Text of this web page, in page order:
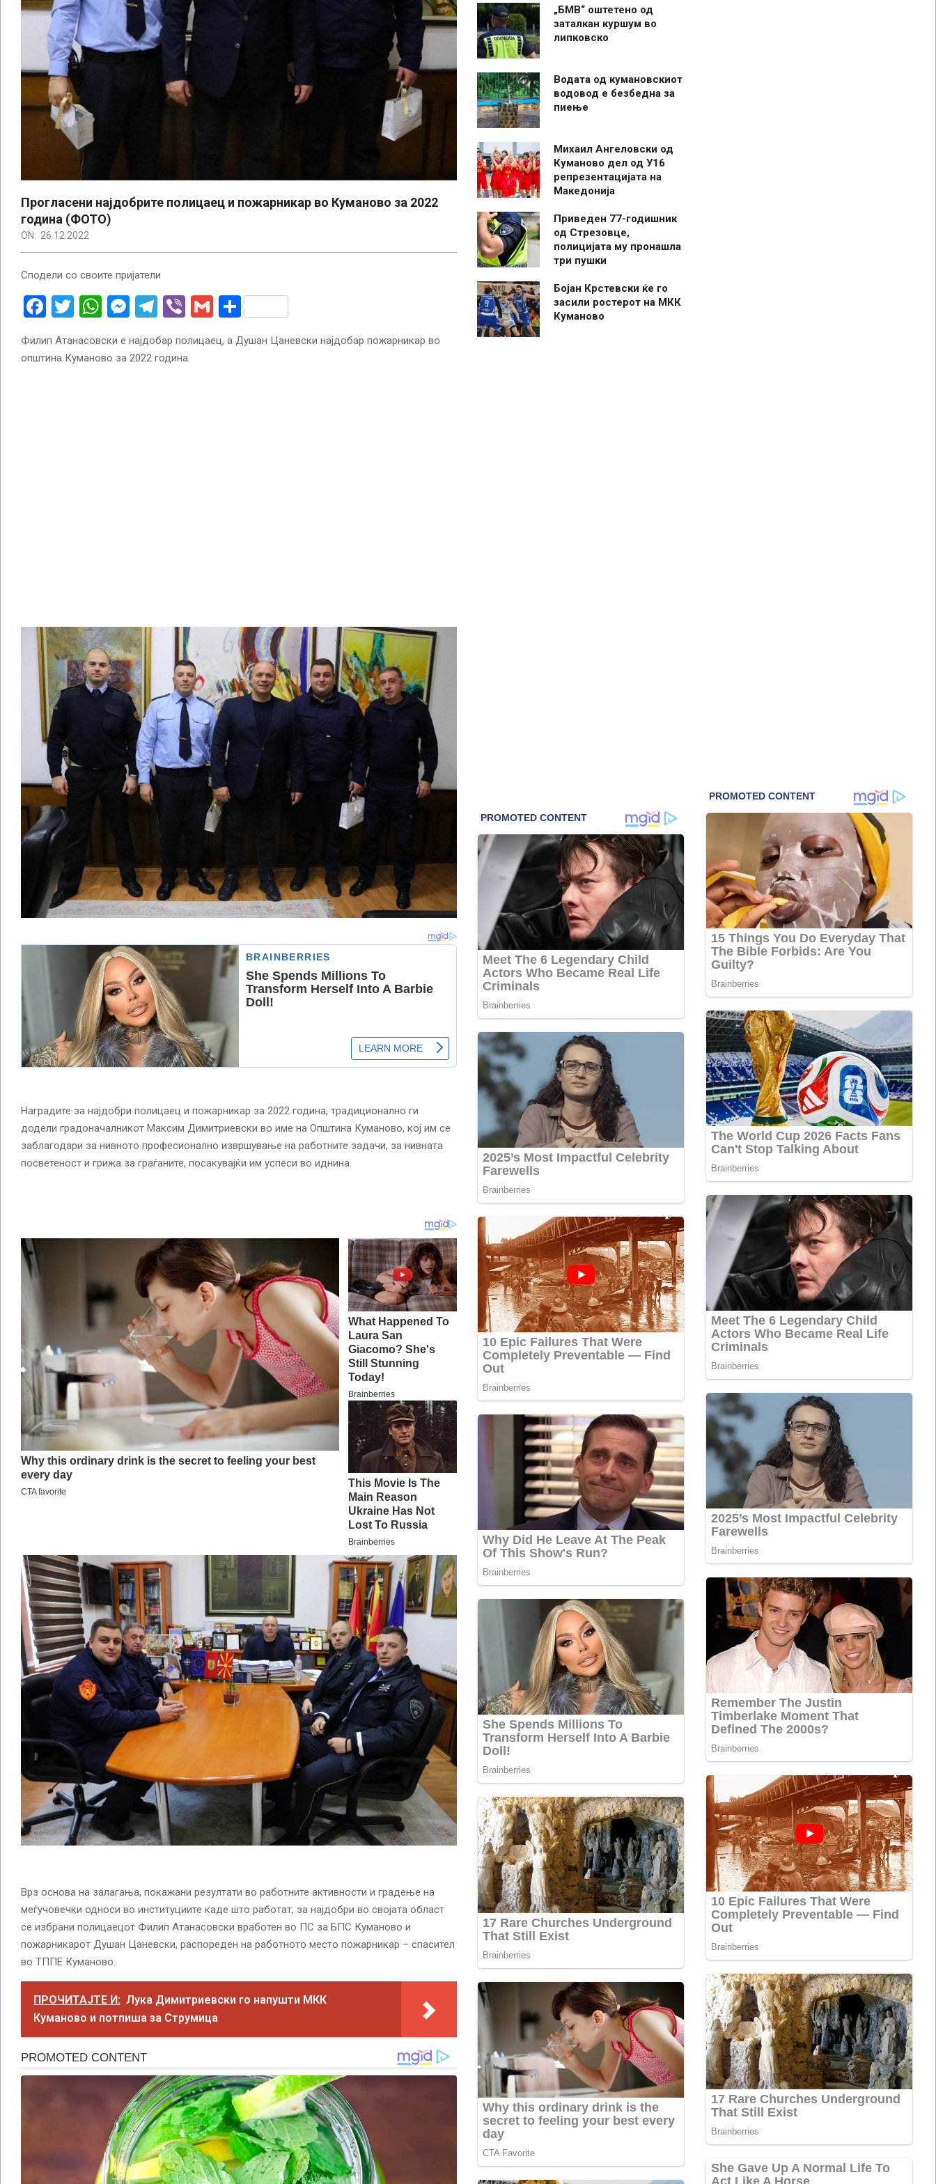
Прогласени најдобрите полицаец и пожарникар во Куманово за 2022
година (ФОТО)
ON: 26.12.2022
Сподели со своите пријатели
Facebook
Twitter
WhatsApp
Messenger
Telegram
ViberGmailShare
Филип Атанасовски е најдобар полицаец, а Душан Цаневски најдобар пожарникар во
општина Куманово за 2022 година.
Наградите за најдобри полицаец и пожарникар за 2022 година, традиционално ги
додели градоначалникот Максим Димитриевски во име на Општина Куманово, кој им се
заблагодари за нивното професионално извршување на работните задачи, за нивната
посветеност и грижа за граѓаните, посакувајќи им успеси во иднина.
Врз основа на залагања, покажани резултати во работните активности и градење на
меѓучовечки односи во институциите каде што работат, за најдобри во својата област
се избрани полицаецот Филип Атанасовски вработен во ПС за БПС Куманово и
пожарникарот Душан Цаневски, распореден на работното место пожарникар – спасител
во ТППЕ Куманово.
ПРОЧИТАЈТЕ И: Лука Димитриевски го напушти МКК
Куманово и потпиша за Струмица
„БМВ“ оштетено од
заталкан куршум во
липковско
Водата од кумановскиот
водовод е безбедна за
пиење
Михаил Ангеловски од
Куманово дел од У16
репрезентацијата на
Македонија
Приведен 77-годишник
од Стрезовце,
полицијата му пронашла
три пушки
Бојан Крстевски ќе го
засили ростерот на МКК
Куманово